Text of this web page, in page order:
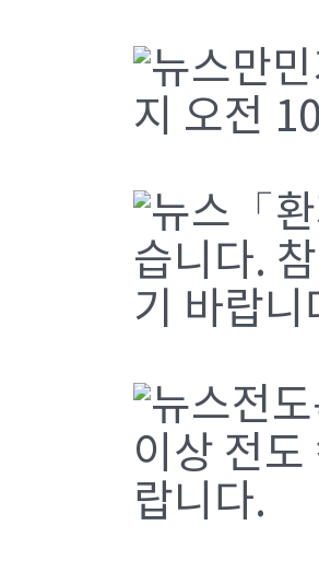
만
지 오전
「
습니다.
기 바랍
전
이상 전
랍니다.